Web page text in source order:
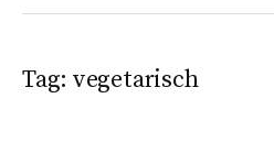
Tag: vegetarisch